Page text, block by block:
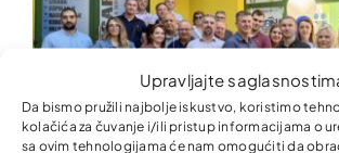
Upravljajte
Da bismo pružili najbolje iskustvo, koristimo
kolačića za čuvanje i/ili pristup informacijama o
sa ovim tehnologijama će nam omogućiti da